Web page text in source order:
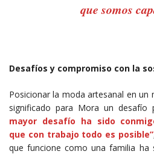
que somos
Desafíos y compromiso con la
Posicionar la moda artesanal en un
significado para Mora un desafío
mayor desafío ha sido
que con trabajo todo es posible”
que funcione como una familia ha